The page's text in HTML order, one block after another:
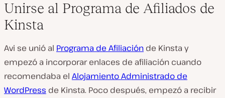
Unirse al Programa de Afiliados de
Kinsta
Avi se unió al Programa de Afiliación de Kinsta y
empezó a incorporar enlaces de afiliación cuando
recomendaba el Alojamiento Administrado de
WordPress de Kinsta. Poco después, empezó a recibir